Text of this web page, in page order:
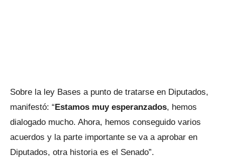
Sobre la ley Bases a punto de tratarse en Diputados,
manifestó: “Estamos muy esperanzados, hemos
dialogado mucho. Ahora, hemos conseguido varios
acuerdos y la parte importante se va a aprobar en
Diputados, otra historia es el Senado”.